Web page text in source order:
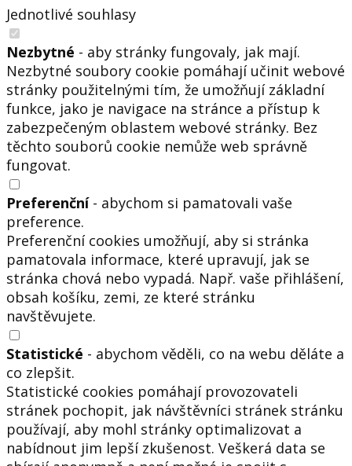
Jednotlivé souhlasy
Nezbytné - aby stránky fungovaly, jak mají.
Nezbytné soubory cookie pomáhají učinit webové
stránky použitelnými tím, že umožňují základní
funkce, jako je navigace na stránce a přístup k
zabezpečeným oblastem webové stránky. Bez
těchto souborů cookie nemůže web správně
fungovat.
Preferenční- abychom si pamatovali vaše
preference.
Preferenční cookies umožňují, aby si stránka
pamatovala informace, které upravují, jak se
stránka chová nebo vypadá. Např. vaše přihlášení,
obsah košíku, zemi, ze které stránku
navštěvujete.
Statistické - abychom věděli, co na webu děláte a
co zlepšit.
Statistické cookies pomáhají provozovateli
stránek pochopit, jak návštěvníci stránek stránku
používají, aby mohl stránky optimalizovat a
nabídnout jim lepší zkušenost. Veškerá data se